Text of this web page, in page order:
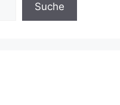
Suche